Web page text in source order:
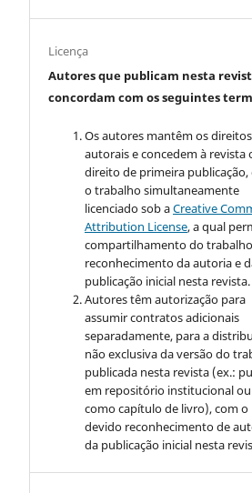
Licença
Autores que publicam nesta
concordam com os seguintes
Os autores mantêm os direitos
autorais e concedem à revista
direito de primeira publicação,
o trabalho simultaneamente
licenciado sob aCreative
Attribution License, a qual
compartilhamento do
reconhecimento da autoria e
publicação inicial nesta revista.
Autores têm autorização para
assumir contratos adicionais
separadamente, para a
não exclusiva da versão do
publicada nesta revista (ex.:
em repositório institucional ou
como capítulo de livro), com o
devido reconhecimento de
da publicação inicial nesta